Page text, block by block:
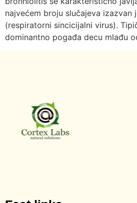
najvećem broju slučajeva izazvan
(respiratorni sincicijalni virus).
dominantno pogađa decu mlađu